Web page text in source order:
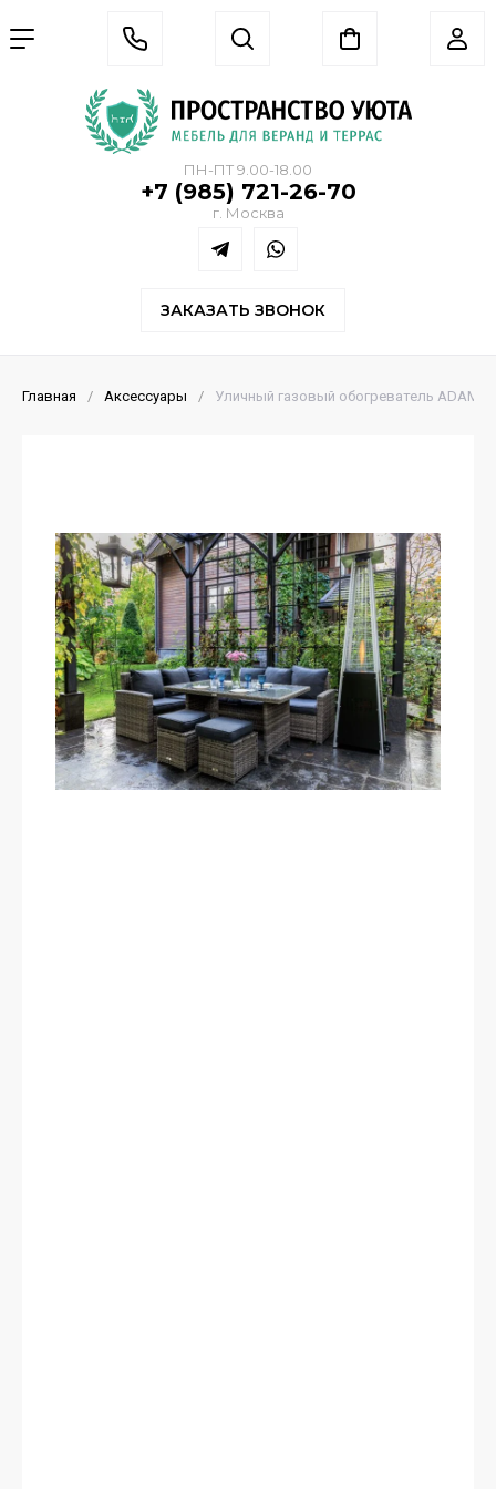
ПН-ПТ 9.00-18.00
+7 (985) 721-26-70
г. Москва
ЗАКАЗАТЬ ЗВОНОК
Главная / Аксессуары / Уличный газовый обогреватель ADAM